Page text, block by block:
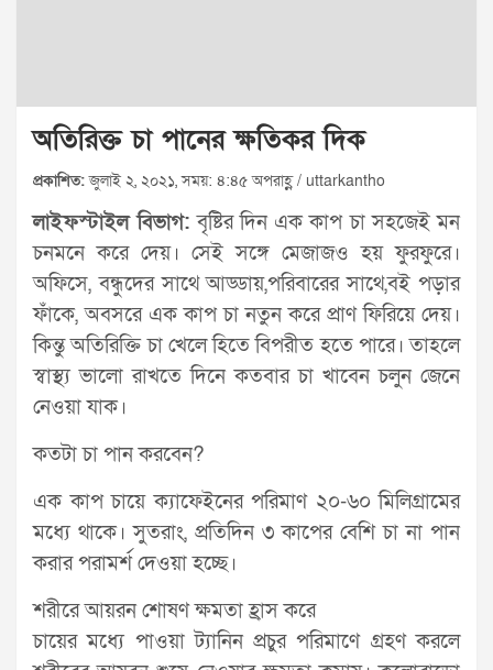
অতিরিক্ত চা পানের ক্ষতিকর দিক
প্রকাশিত:জুলাই ২, ২০২১, সময়: ৪:৪৫ অপরাহ্ণ / uttarkantho
লাইফস্টাইল বিভাগ: বৃষ্টির দিন এক কাপ চা সহজেই মন
চনমনে করে দেয়। সেই সঙ্গে মেজাজও হয় ফুরফুরে।
অফিসে, বন্ধুদের সাথে আড্ডায়,পরিবারের সাথে,বই পড়ার
ফাঁকে, অবসরে এক কাপ চা নতুন করে প্রাণ ফিরিয়ে দেয়।
কিন্তু অতিরিক্তি চা খেলে হিতে বিপরীত হতে পারে। তাহলে
স্বাস্থ্য ভালো রাখতে দিনে কতবার চা খাবেন চলুন জেনে
নেওয়া যাক।
কতটা চা পান করবেন?
এক কাপ চায়ে ক্যাফেইনের পরিমাণ ২০-৬০ মিলিগ্রামের
মধ্যে থাকে। সুতরাং, প্রতিদিন ৩ কাপের বেশি চা না পান
করার পরামর্শ দেওয়া হচ্ছে।
শরীরে আয়রন শোষণ ক্ষমতা হ্রাস করে
চায়ের মধ্যে পাওয়া ট্যানিন প্রচুর পরিমাণে গ্রহণ করলে